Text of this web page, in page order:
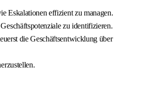
Eskalationen effizient zu managen.
zu identifizieren.
die Geschäftsentwicklung über